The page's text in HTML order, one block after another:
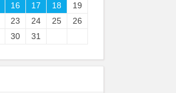
16 17 18
19
23 24 25
26
30 31